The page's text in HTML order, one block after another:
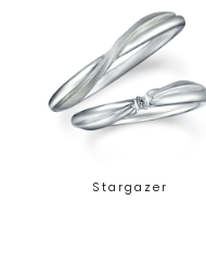
Stargazer